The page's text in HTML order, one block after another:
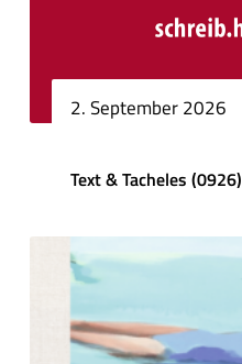
2. September 2026
Text & Tacheles (0926)